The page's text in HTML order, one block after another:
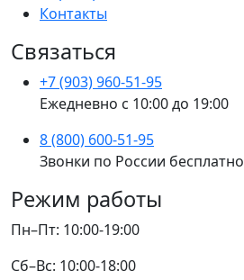
Контакты
Связаться
+7 (903) 960-51-95
Ежедневно с 10:00 до 19:00
8 (800) 600-51-95
Звонки по России бесплатно
Режим работы
Пн–Пт: 10:00-19:00
Сб–Вс: 10:00-18:00